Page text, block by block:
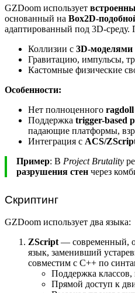
GZDoom использует
основанный на Box2D-
адаптированный под 3D-среду.
Коллизии с 3D-моделями
Гравитацию, импульсы,
Кастомные физические
Особенности:
Нет полноценного ragdoll
Поддержка trigger-based
падающие платформы,
Интеграция с ACS/
Пример: В Project Brutality
разрушения стен через
Скриптинг
GZDoom использует два языка:
ZScript — современный,
язык, заменивший
совместим с C++ по
Поддержка классов,
Прямой доступ к